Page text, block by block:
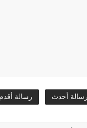
رسالة أحدث رسالة أقدم